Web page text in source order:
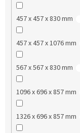
457 x 457 x 830 mm
457 x 457 x 1076 mm
567 x 567 x 830 mm
1096 x 696 x 857 mm
1326 x 696 x 857 mm